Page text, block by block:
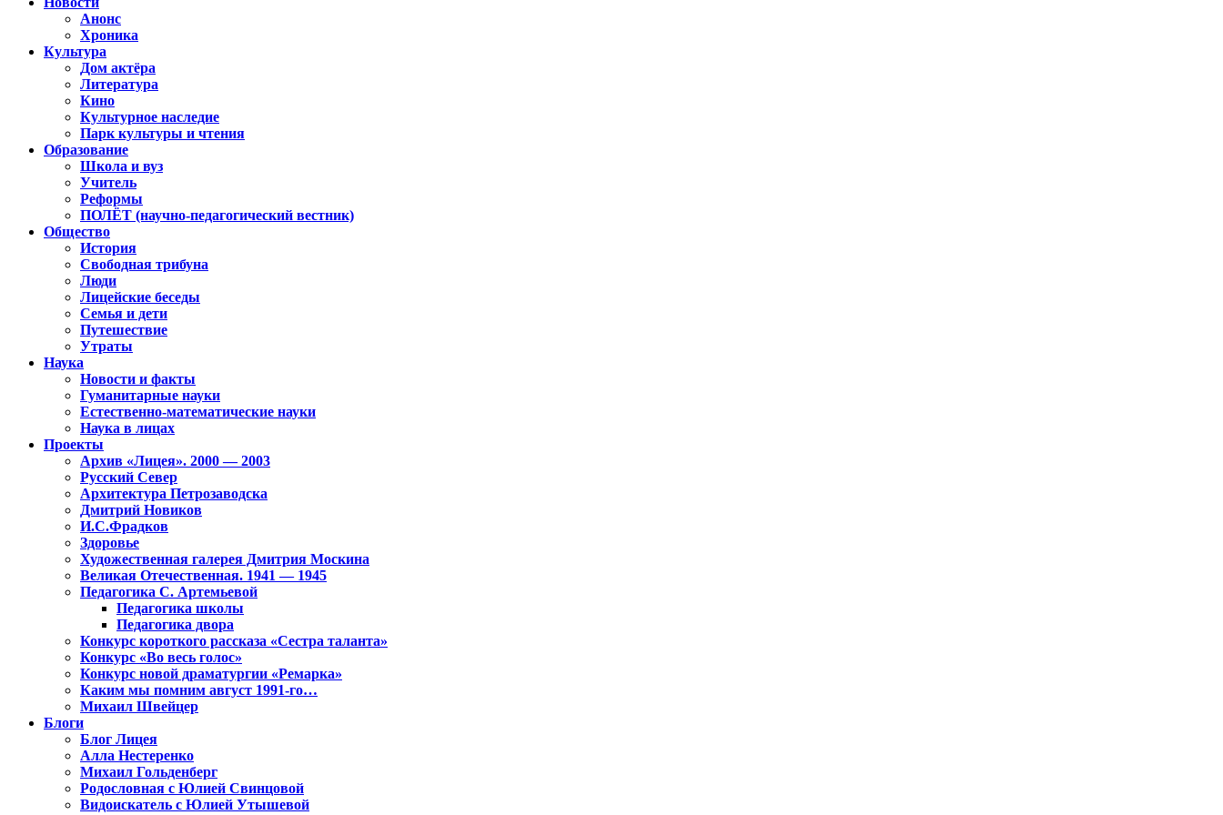
Анонс
Хроника
Культура
Дом актёра
Литература
Кино
Культурное наследие
Парк культуры и чтения
Образование
Школа и вуз
Учитель
Реформы
ПОЛЁТ (научно-педагогический вестник)
Общество
История
Свободная трибуна
Люди
Лицейские беседы
Семья и дети
Путешествие
Утраты
Наука
Новости и факты
Гуманитарные науки
Естественно-математические науки
Наука в лицах
Проекты
Архив «Лицея». 2000 — 2003
Русский Север
Архитектура Петрозаводска
Дмитрий Новиков
И.С.Фрадков
Здоровье
Художественная галерея Дмитрия Москина
Великая Отечественная. 1941 — 1945
Педагогика С. Артемьевой
Педагогика школы
Педагогика двора
Конкурс короткого рассказа «Сестра таланта»
Конкурс «Во весь голос»
Конкурс новой драматургии «Ремарка»
Каким мы помним август 1991-го…
Михаил Швейцер
Блоги
Блог Лицея
Алла Нестеренко
Михаил Гольденберг
Родословная с Юлией Свинцовой
Видоискатель с Юлией Утышевой